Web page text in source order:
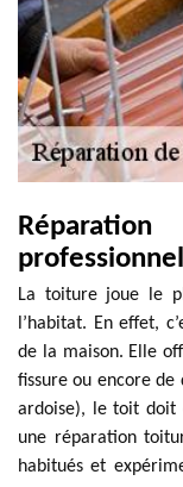
La toiture joue le
l’habitat. En effet,
de la maison. Elle
fissure ou encore
ardoise), le toit doit
une réparation
habitués et